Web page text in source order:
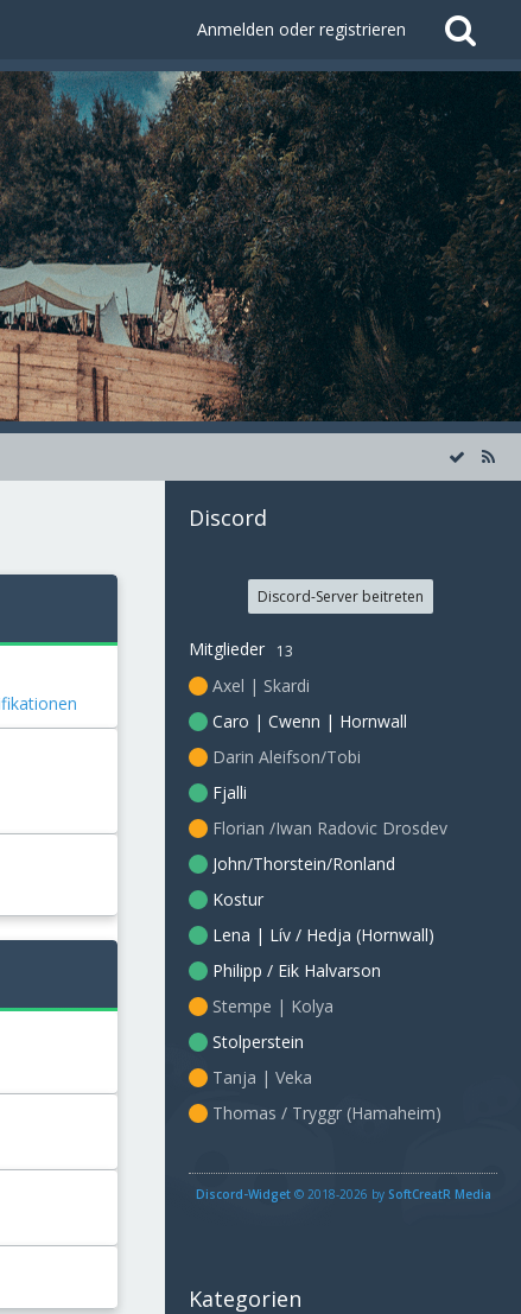
Anmelden oder registrieren
Discord
Discord-Server beitreten
Mitglieder 13
Axel | Skardi
Caro | Cwenn | Hornwall
Darin Aleifson/Tobi
Fjalli
Florian /Iwan Radovic Drosdev
John/Thorstein/Ronland
Kostur
Lena | Lív / Hedja (Hornwall)
Philipp / Eik Halvarson
Stempe | Kolya
Stolperstein
Tanja | Veka
Thomas / Tryggr (Hamaheim)
Discord-Widget© 2018-2026 by SoftCreatR Media
Kategorien